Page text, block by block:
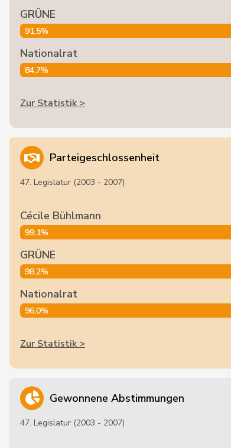
GRÜNE
91,5%
Nationalrat
84,7%
Zur Statistik >
Parteigeschlossenheit
47. Legislatur (2003 - 2007)
Cécile Bühlmann
99,1%
GRÜNE
98,2%
Nationalrat
96,0%
Zur Statistik >
Gewonnene Abstimmungen
47. Legislatur (2003 - 2007)